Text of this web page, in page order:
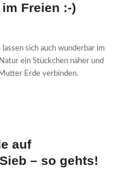
Freien :-)
sich auch wunderbar im
ein Stückchen näher und
Erde verbinden.
auf
– so gehts!